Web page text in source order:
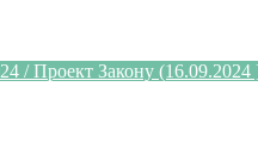
/ Проект Закону (16.09.2024